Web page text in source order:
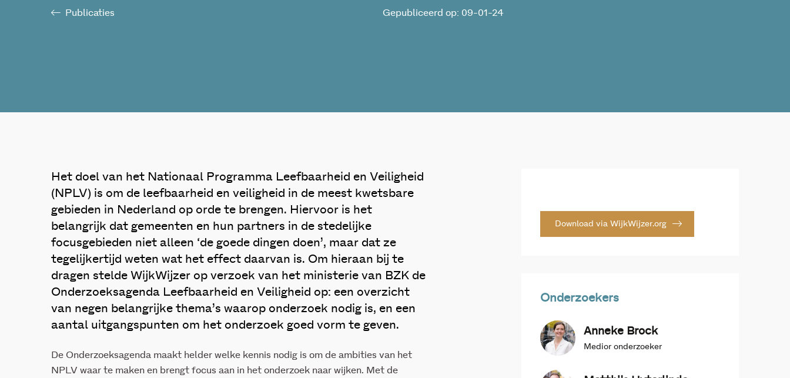
Publicaties Gepubliceerd op: 09-01-24
Het doel van het Nationaal Programma Leefbaarheid en Veiligheid
(NPLV) is om de leefbaarheid en veiligheid in de meest kwetsbare
gebieden in Nederland op orde te brengen. Hiervoor is het
belangrijk dat gemeenten en hun partners in de stedelijke
focusgebieden niet alleen ‘de goede dingen doen’, maar dat ze
tegelijkertijd weten wat het effect daarvan is. Om hieraan bij te
dragen stelde WijkWijzer op verzoek van het ministerie van BZK de
Onderzoeksagenda Leefbaarheid en Veiligheid op: een overzicht
van negen belangrijke thema’s waarop onderzoek nodig is, en een
aantal uitgangspunten om het onderzoek goed vorm te geven.
De Onderzoeksagenda maakt helder welke kennis nodig is om de ambities van het
NPLV waar te maken en brengt focus aan in het onderzoek naar wijken. Met de
Download via WijkWijzer.org
Onderzoekers
Anneke Brock
Medior onderzoeker